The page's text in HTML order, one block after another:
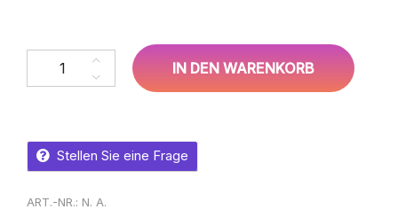
Sean O´Haines – Fading Tattoos Menge
IN DEN WARENKORB
Stellen Sie eine Frage
ART.-NR.: N. A.